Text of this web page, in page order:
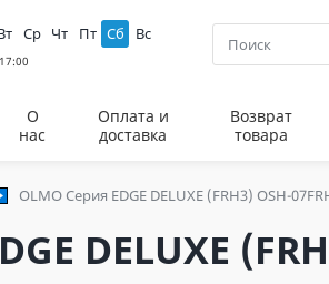
Ср Чт Пт Сб Вс
О
нас
Оплата и
доставка
Возврат
товара
OLMO Серия EDGE DELUXE (FRH3) OSH-
DELUXE